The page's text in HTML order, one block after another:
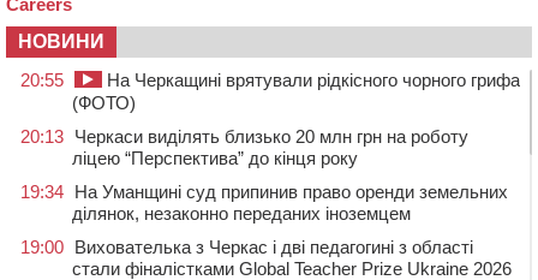
НОВИНИ
20:55
На Черкащині врятували рідкісного чорного грифа
(ФОТО)
20:13 Черкаси виділять близько 20 млн грн на роботу
ліцею “Перспектива” до кінця року
19:34 На Уманщині суд припинив право оренди земельних
ділянок, незаконно переданих іноземцем
19:00 Вихователька з Черкас і дві педагогині з області
стали фіналістками Global Teacher Prize Ukraine 2026